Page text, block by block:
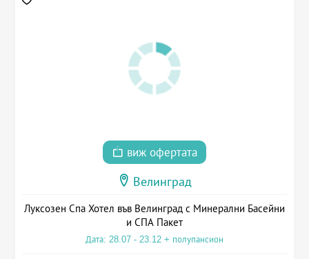
виж офертата
Велинград
Луксозен Спа Хотел във Велинград с Минерални Басейни
и СПА Пакет
Дата: 28.07 - 23.12 + полупансион